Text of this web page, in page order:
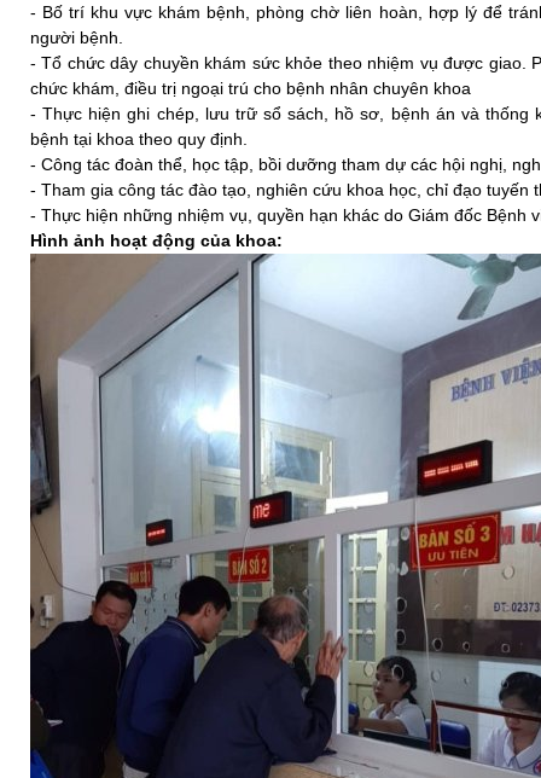
- Bố trí khu vực khám bệnh, phòng chờ liên hoàn, hợp lý để
người bệnh.
- Tổ chức dây chuyền khám sức khỏe theo nhiệm vụ được giao.
chức khám, điều trị ngoại trú cho bệnh nhân chuyên khoa
- Thực hiện ghi chép, lưu trữ sổ sách, hồ sơ, bệnh án và thống
bệnh tại khoa theo quy định.
- Công tác đoàn thể, học tập, bồi dưỡng tham dự các hội nghị,
- Tham gia công tác đào tạo, nghiên cứu khoa học, chỉ đạo tuyến
- Thực hiện những nhiệm vụ, quyền hạn khác do Giám đốc Bệnh
Hình ảnh hoạt động của khoa: